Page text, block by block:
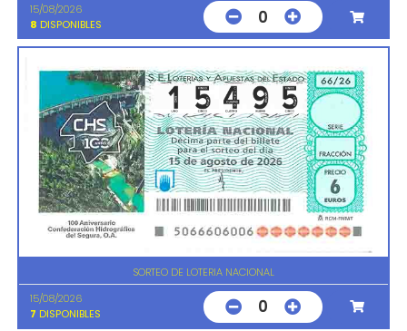
15/08/2026
8 DISPONIBLES 0
SORTEO DE LOTERIA NACIONAL
15/08/2026
7 DISPONIBLES 0